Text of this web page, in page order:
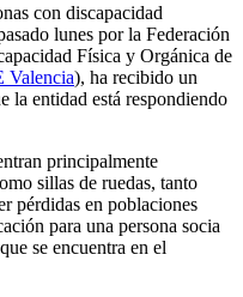
con discapacidad
lunes por la Federación
Física y Orgánica de
Valencia), ha recibido un
la entidad está respondiendo
principalmente
sillas de ruedas, tanto
pérdidas en poblaciones
para una persona socia
se encuentra en el